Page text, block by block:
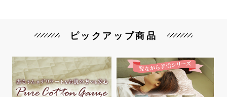
ピックアップ商品